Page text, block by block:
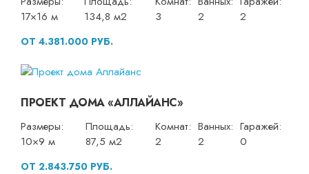
17×16 м
134,8 м2
3
2
2
ОТ 4.381.000 РУБ.
ПРОЕКТ ДОМА «АЛЛАЙАНС»
Размеры:
10×9 м
Площадь:
87,5 м2
Комнат:
2
Ванных:
2
Гаражей:
0
ОТ 2.843.750 РУБ.